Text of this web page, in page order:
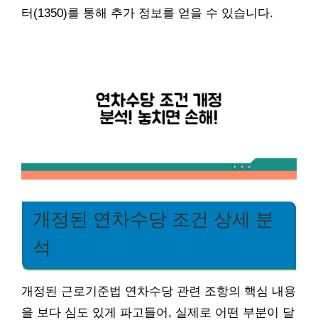
터(1350)를 통해 추가 정보를 얻을 수 있습니다.
개정된 연차수당 조건 상세 분
석
개정된 근로기준법 연차수당 관련 조항의 핵심 내용
을 보다 심도 있게 파고들어, 실제로 어떤 부분이 달